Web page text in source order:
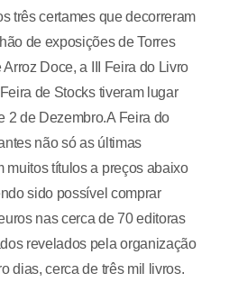
três certames que decorreram
de exposições de Torres
Doce, a III Feira do Livro
de Stocks tiveram lugar
2 de Dezembro.A Feira do
não só as últimas
muitos títulos a preços abaixo
sido possível comprar
nas cerca de 70 editoras
revelados pela organização
dias, cerca de três mil livros.